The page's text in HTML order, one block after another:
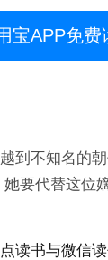
宝APP免费
到不知名的
要代替这位
读书与微信